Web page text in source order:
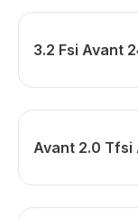
3.2 Fsi Avant
Avant 2.0 Tfsi